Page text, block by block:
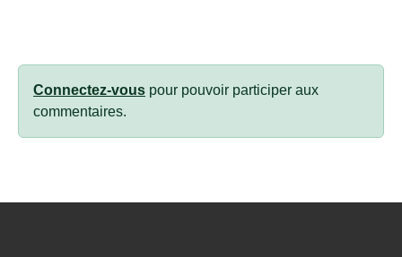
Connectez-vous pour pouvoir participer aux
commentaires.